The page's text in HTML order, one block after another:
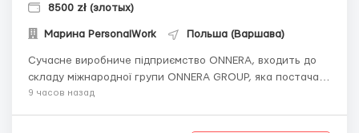
8500 zł (злотых)
Марина PersonalWork Польша (Варшава)
Сучасне виробниче підприємство ONNERA, входить до
складу міжнародної групи ONNERA GROUP, яка постачає
обладнання та пристрої для підприємств громадського
9 часов назад